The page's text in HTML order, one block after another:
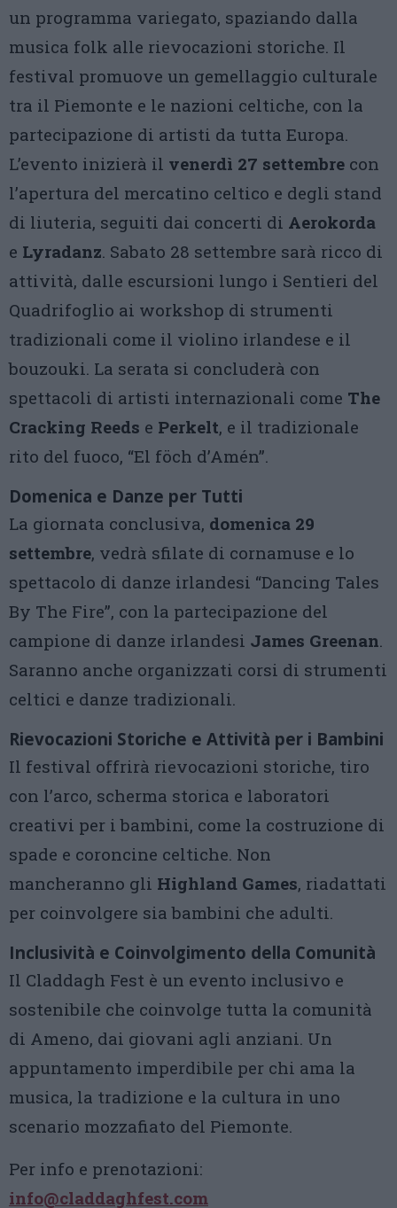
un programma variegato, spaziando dalla
musica folk alle rievocazioni storiche. Il
festival promuove un gemellaggio culturale
tra il Piemonte e le nazioni celtiche, con la
partecipazione di artisti da tutta Europa.
L’evento inizierà il venerdì 27 settembre con
l’apertura del mercatino celtico e degli stand
di liuteria, seguiti dai concerti di Aerokorda
e Lyradanz. Sabato 28 settembre sarà ricco di
attività, dalle escursioni lungo i Sentieri del
Quadrifoglio ai workshop di strumenti
tradizionali come il violino irlandese e il
bouzouki. La serata si concluderà con
spettacoli di artisti internazionali come The
Cracking Reeds e Perkelt, e il tradizionale
rito del fuoco, “El föch d’Amén”.
Domenica e Danze per Tutti
La giornata conclusiva, domenica 29
settembre, vedrà sfilate di cornamuse e lo
spettacolo di danze irlandesi “Dancing Tales
By The Fire”, con la partecipazione del
campione di danze irlandesi James Greenan.
Saranno anche organizzati corsi di strumenti
celtici e danze tradizionali.
Rievocazioni Storiche e Attività per i Bambini
Il festival offrirà rievocazioni storiche, tiro
con l’arco, scherma storica e laboratori
creativi per i bambini, come la costruzione di
spade e coroncine celtiche. Non
mancheranno gli Highland Games, riadattati
per coinvolgere sia bambini che adulti.
Inclusività e Coinvolgimento della Comunità
Il Claddagh Fest è un evento inclusivo e
sostenibile che coinvolge tutta la comunità
di Ameno, dai giovani agli anziani. Un
appuntamento imperdibile per chi ama la
musica, la tradizione e la cultura in uno
scenario mozzafiato del Piemonte.
Per info e prenotazioni:
info@claddaghfest.com